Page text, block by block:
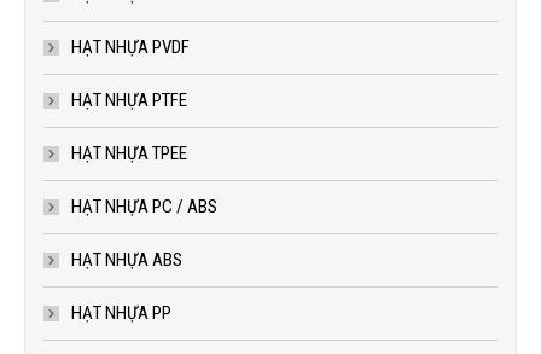
HẠT NHỰA PVDF
HẠT NHỰA PTFE
HẠT NHỰA TPEE
HẠT NHỰA PC / ABS
HẠT NHỰA ABS
HẠT NHỰA PP